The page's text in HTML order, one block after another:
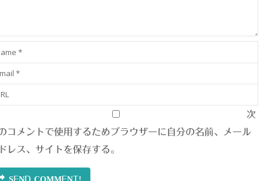
次
コメントで使用するためブラウザーに自分の名前、メール
レス、サイトを保存する。